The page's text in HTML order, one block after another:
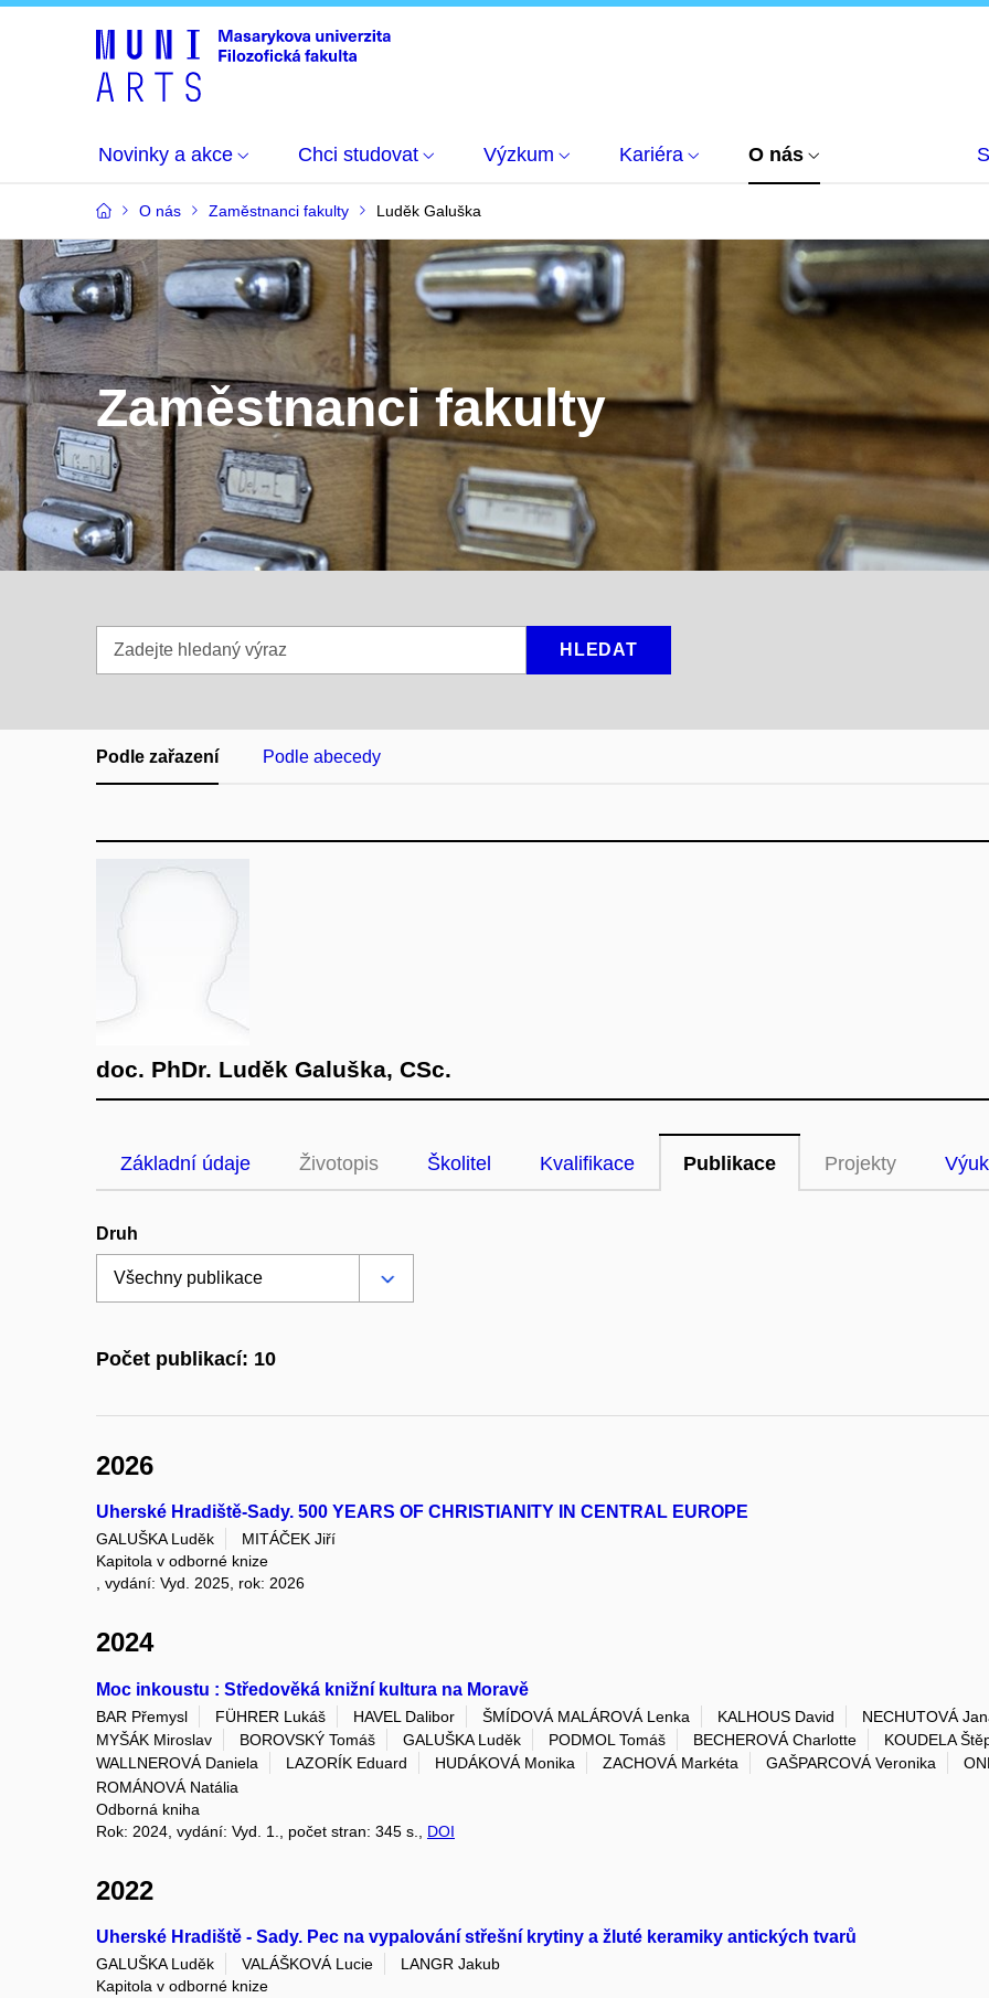
Novinky a akce Chci studovat Výzkum Kariéra O nás
O nás Zaměstnanci fakulty Luděk Galuška
Zaměstnanci fakulty
hledaný
HLEDAT
Podle zařazení Podle abecedy
doc. PhDr. Luděk Galuška, CSc.
Základní údaje Životopis Školitel Kvalifikace Publikace Projekty
Druh
Počet publikací: 10
2026
Uherské Hradiště-Sady. 500 YEARS OF CHRISTIANITY IN CENTRAL EUROPE
GALUŠKA Luděk
MITÁČEK Jiří
Kapitola v odborné knize
, vydání: Vyd. 2025, rok: 2026
2024
Moc inkoustu : Středověká knižní kultura na Moravě
BAR Přemysl FÜHRER Lukáš HAVEL Dalibor ŠMÍDOVÁ MALÁROVÁ Lenka KALHOUS David
NECHUTOVÁ
MYŠÁK Miroslav
BOROVSKÝ Tomáš GALUŠKA Luděk PODMOL Tomáš BECHEROVÁ Charlotte
KOUDELA
WALLNEROVÁ Daniela
LAZORÍK Eduard HUDÁKOVÁ Monika ZACHOVÁ Markéta GAŠPARCOVÁ Veronika
ROMÁNOVÁ Natália
Odborná kniha
Rok: 2024, vydání: Vyd. 1., počet stran: 345 s., DOI
2022
Uherské Hradiště - Sady. Pec na vypalování střešní krytiny a žluté keramiky antických tvarů
GALUŠKA Luděk VALÁŠKOVÁ Lucie
LANGR Jakub
Kapitola v odborné knize